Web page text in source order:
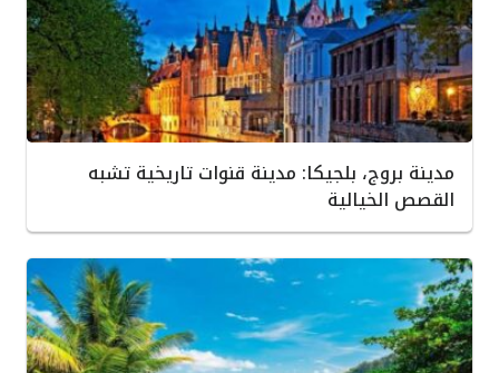
مدينة بروج، بلجيكا: مدينة قنوات تاريخية تشبه
القصص الخيالية